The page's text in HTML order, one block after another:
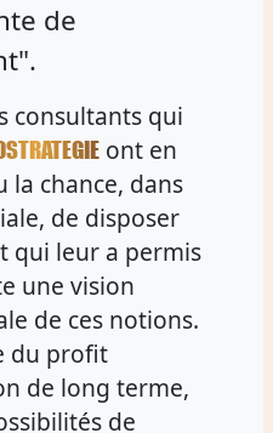
de
consultants qui
ont en
la chance, dans
de disposer
qui leur a permis
une vision
de ces notions.
du profit
de long terme,
de